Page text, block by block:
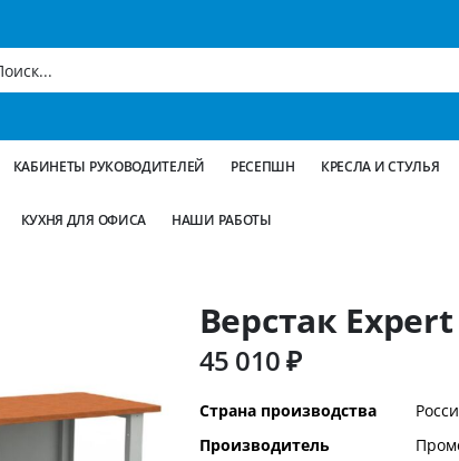
КАБИНЕТЫ РУКОВОДИТЕЛЕЙ РЕСЕПШН КРЕСЛА И СТУЛЬЯ
КУХНЯ ДЛЯ ОФИСА НАШИ РАБОТЫ
Верстак
45 010 ₽
Дополнительная
информация
Страна производства
Производитель